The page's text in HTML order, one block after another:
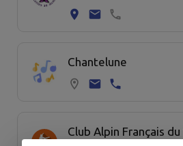
Chantelune
Club Alpin Français